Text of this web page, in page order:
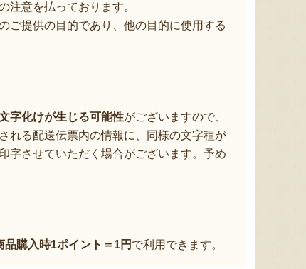
注意を払っております。
ご提供の目的であり、他の目的に使用する
字化けが生じる可能性がございますので、
れる配送伝票内の情報に、同様の文字種が
字させていただく場合がございます。予め
品購入時1ポイント＝1円 で利用できます。